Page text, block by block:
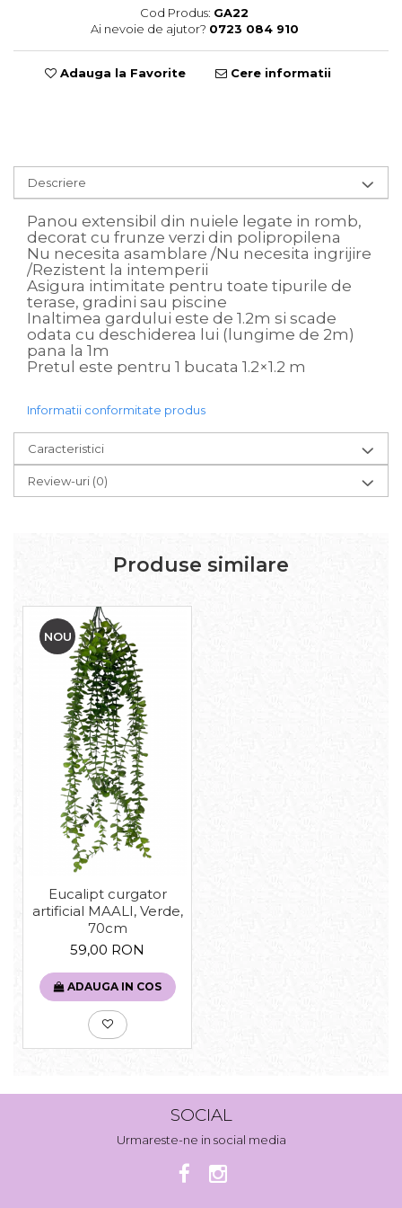
Cod Produs: GA22
Ai nevoie de ajutor? 0723 084 910
Adauga la Favorite Cere informatii
Descriere
Panou extensibil din nuiele legate in romb,
decorat cu frunze verzi din polipropilena
Nu necesita asamblare /Nu necesita ingrijire
/Rezistent la intemperii
Asigura intimitate pentru toate tipurile de
terase, gradini sau piscine
Inaltimea gardului este de 1.2m si scade
odata cu deschiderea lui (lungime de 2m)
pana la 1m
Pretul este pentru 1 bucata 1.2×1.2 m
Informatii conformitate produs
Caracteristici
Review-uri (0)
Produse similare
NOU
Eucalipt curgator
artificial MAALI, Verde,
70cm
59,00 RON
ADAUGA IN COS
SOCIAL
Urmareste-ne in social media